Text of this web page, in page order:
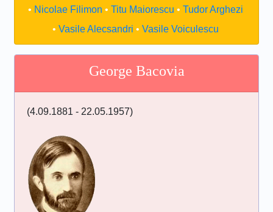
Nicolae Filimon
Titu Maiorescu
Tudor Arghezi
Vasile Alecsandri
Vasile Voiculescu
George Bacovia
(4.09.1881 - 22.05.1957)